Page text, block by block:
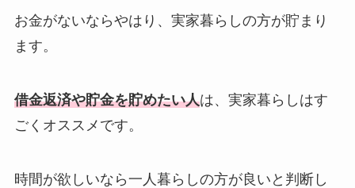
お金がないならやはり、実家暮らしの方が貯まり
ます。
借金返済や貯金を貯めたい人は、実家暮らしはす
ごくオススメです。
時間が欲しいなら一人暮らしの方が良いと判断し